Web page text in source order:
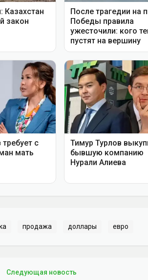
продажа доллары евро
Следующая новость